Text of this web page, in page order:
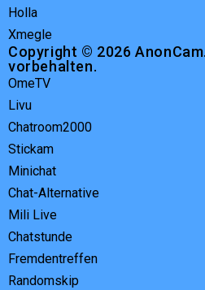
Holla
Xmegle
Copyright © 2026
vorbehalten.
OmeTV
Livu
Chatroom2000
Stickam
Minichat
Chat-Alternative
Mili Live
Chatstunde
Fremdentreffen
Randomskip